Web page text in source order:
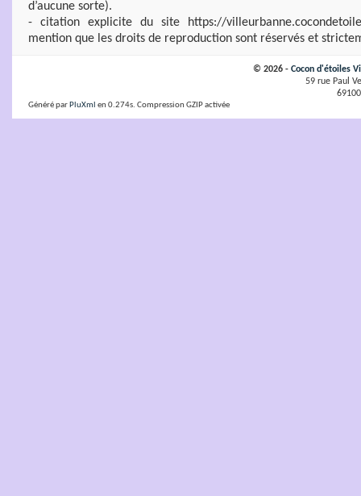
d’aucune sorte).
- citation explicite du site https://
mention que les droits de reproduction sont réservés et
© 2026 - Cocon d'étoiles
59 rue Paul
Généré par PluXml en 0.274s. Compression GZIP activée